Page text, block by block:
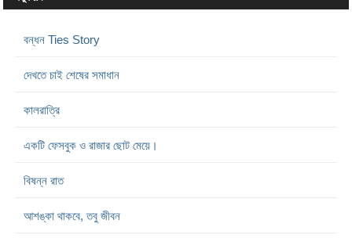
বন্ধন Ties Story
দেখতে চাই শেষের সমাধান
কালরাত্রি
একটি ফেসবুক ও রাজার ছোট মেয়ে।
বিষন্ন রাত
আশঙ্কা থাকবে, তবু জীবন